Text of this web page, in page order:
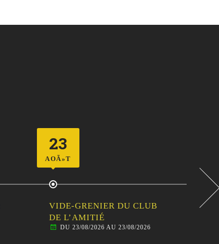
23
AOÃ»T
VIDE-GRENIER DU CLUB
DE L’AMITIÉ
DU 23/08/2026 AU 23/08/2026